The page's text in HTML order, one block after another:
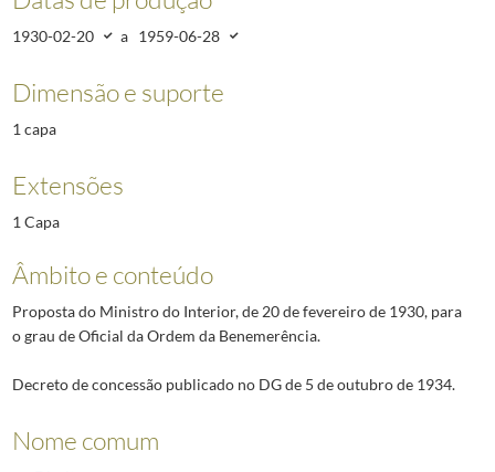
1930-02-20 a 1959-06-28
Dimensão e suporte
1 capa
Extensões
1 Capa
Âmbito e conteúdo
Proposta do Ministro do Interior, de 20 de fevereiro de 1930, para
o grau de Oficial da Ordem da Benemerência.
Decreto de concessão publicado no DG de 5 de outubro de 1934.
Nome comum